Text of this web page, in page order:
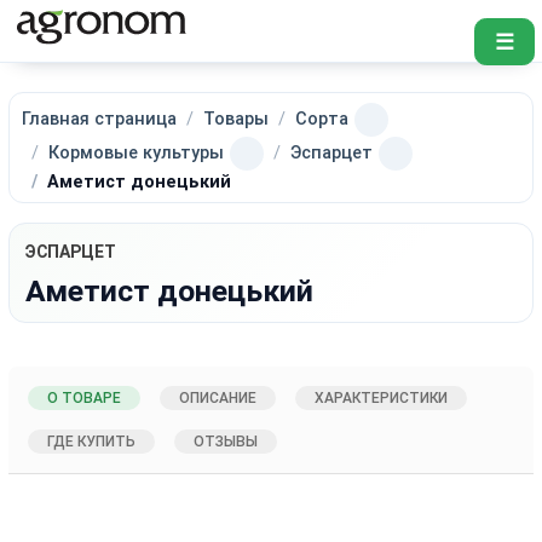
☰
Главная страница Товары
Сорта
Кормовые культуры
Эспарцет
Аметист донецький
ЭСПАРЦЕТ
Аметист донецький
О ТОВАРЕ ОПИСАНИЕ ХАРАКТЕРИСТИКИ
ГДЕ КУПИТЬ ОТЗЫВЫ